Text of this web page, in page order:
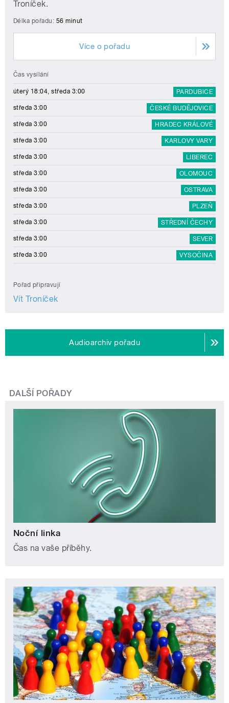
Troníček.
Délka pořadu: 56 minut
Více o pořadu
Čas vysílání
úterý 18:04, středa 3:00 PARDUBICE
středa 3:00 ČESKÉ BUDĚJOVICE
středa 3:00 HRADEC KRÁLOVÉ
středa 3:00 KARLOVY VARY
středa 3:00 LIBEREC
středa 3:00 OLOMOUC
středa 3:00 OSTRAVA
středa 3:00 PLZEŇ
středa 3:00 STŘEDNÍ ČECHY
středa 3:00 SEVER
středa 3:00 VYSOČINA
Pořad připravují
Vít Troníček
Audioarchiv pořadu
DALŠÍ POŘADY
Noční linka
Čas na vaše příběhy.